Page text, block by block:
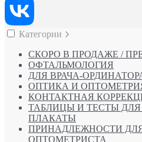
Категории
СКОРО В ПРОДАЖЕ /
ОФТАЛЬМОЛОГИЯ
ДЛЯ ВРАЧА-
ОПТИКА И
КОНТАКТНАЯ
ТАБЛИЦЫ И ТЕСТЫ ДЛЯ
ПЛАКАТЫ
ПРИНАДЛЕЖНОСТИ
ОПТОМЕТРИСТА